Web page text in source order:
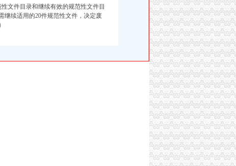
文件目录和继续有效的规范性文件目
继续适用的20件规范性文件，决定废